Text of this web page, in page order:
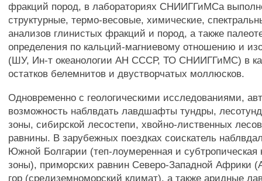
фракций пород, в лабораториях СНИИГГиМСа
структурные, термо-весовые, химические,
анализов глинистых фракций и пород, а также
определения по кальций-магниевому отношению и
(ШУ, Ин-т океанологии АН СССР, ТО СНИИГГиМС) в
остатков белемнитов и двустворчатых моллюсков.
Одновременно с геологическими исследованиями,
возможность наблвдать лавдшафты тундры,
зоны, сибирской лесостепи, хвойно-лиственных
равнины. В зарубежных поездках соискатель
Южной Болгарии (теп-лоумеренная и субтропическая
зоны), приморских равнин Северо-Западной Африки
гор (средиземноморский климат), а также аридные